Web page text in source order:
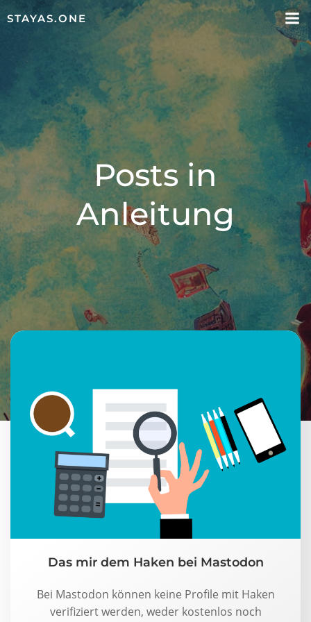
STAYAS.ONE
Posts in
Anleitung
Das mir dem Haken bei Mastodon
Bei Mastodon können keine Profile mit Haken
verifiziert werden, weder kostenlos noch